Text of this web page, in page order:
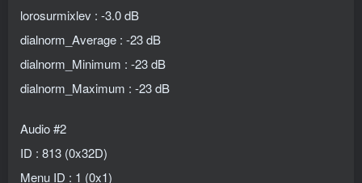
lorosurmixlev : -3.0 dB
dialnorm_Average : -23 dB
dialnorm_Minimum : -23 dB
dialnorm_Maximum : -23 dB
Audio #2
ID : 813 (0x32D)
Menu ID : 1 (0x1)